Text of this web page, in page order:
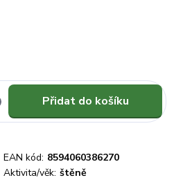
Přidat do košíku
EAN kód: 8594060386270
Aktivita/věk: štěně